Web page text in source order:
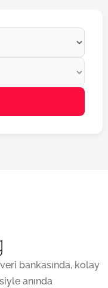
bankasında, kolay
anında